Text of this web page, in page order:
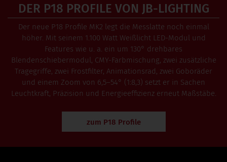
DER P18 PROFILE VON JB-LIGHTING
Der neue P18 Profile MK2 legt die Messlatte noch einmal
höher. Mit seinem 1.100 Watt Weißlicht LED-Modul und
Features wie u. a. ein um 130° drehbares
Blendenschiebermodul, CMY-Farbmischung, zwei zusätzliche
Tragegriffe, zwei Frostfilter, Animationsrad, zwei Goboräder
und einem Zoom von 6,5–54° (1:8,3) setzt er in Sachen
Leuchtkraft, Präzision und Energieeffizienz erneut Maßstäbe.
zum P18 Profile